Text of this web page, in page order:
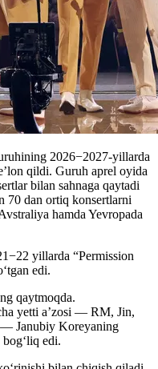
2026−2027-yillarda
qildi. Guruh aprel oyida
bilan sahnaga qaytadi
70 dan ortiq konsertlarni
hamda Yevropada
yillarda “Permission
edi.
qaytmoqda.
yetti a’zosi — RM, Jin,
Janubiy Koreyaning
edi.